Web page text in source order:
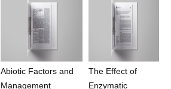
Abiotic Factors and
Management
The Effect of
Enzymatic